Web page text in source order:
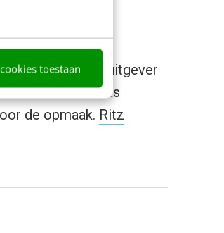
toestaan
Bom, ben uitgever
Onno Blase was
de opmaak. Ritz